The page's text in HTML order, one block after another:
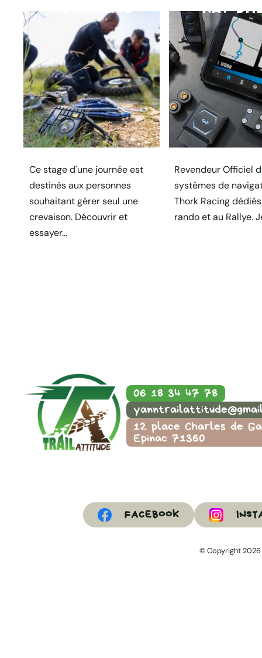
MÉCANIQUE
Ce stage d'une journée est
destinés aux personnes
souhaitant gérer seul une
crevaison. Découvrir et
essayer...
NAV’
Revendeur Officiel
systèmes de
Thork Racing
rando et au Rallye.
06 18 34 47 78
12 place Charles de
Epinac 71360
FACEBOOK
© Copyright